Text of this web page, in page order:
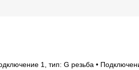
1, тип: G резьба •